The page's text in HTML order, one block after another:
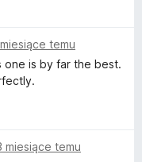
temu
one is by far the best.
miesiące temu